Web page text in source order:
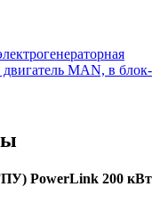
PowerLink 200 кВт